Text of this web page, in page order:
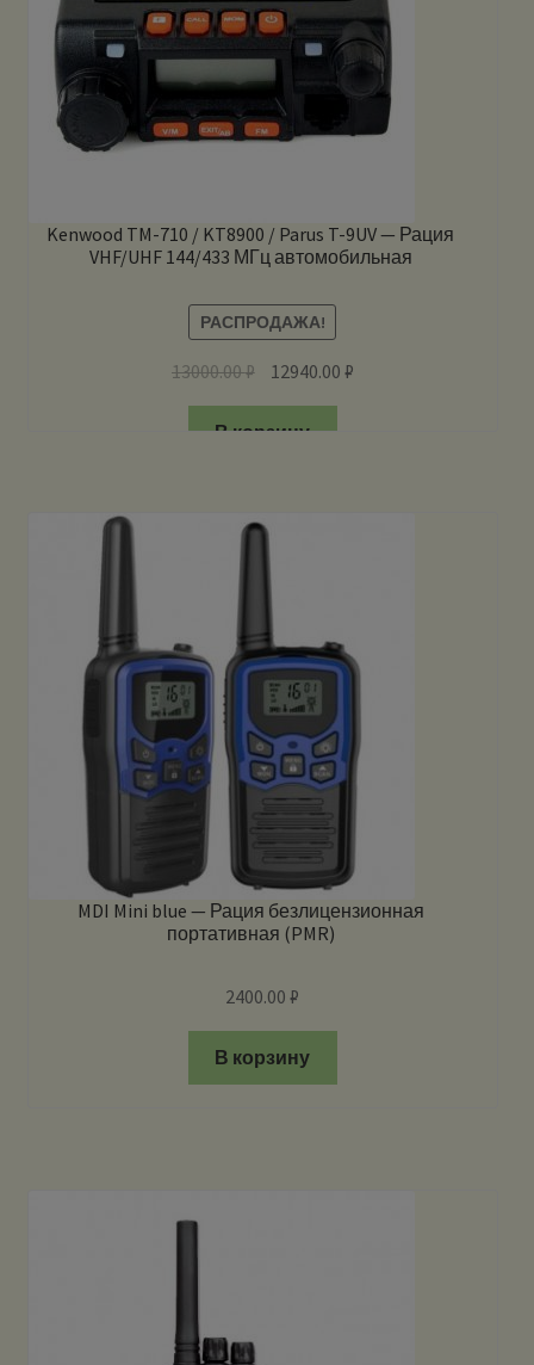
Kenwood TM-710 / KT8900 / Parus T-9UV — Рация
VHF/UHF 144/433 МГц автомобильная
РАСПРОДАЖА!
13000.00₽ 12940.00 ₽
В корзину
MDI Mini blue — Рация безлицензионная
портативная (PMR)
2400.00₽
В корзину